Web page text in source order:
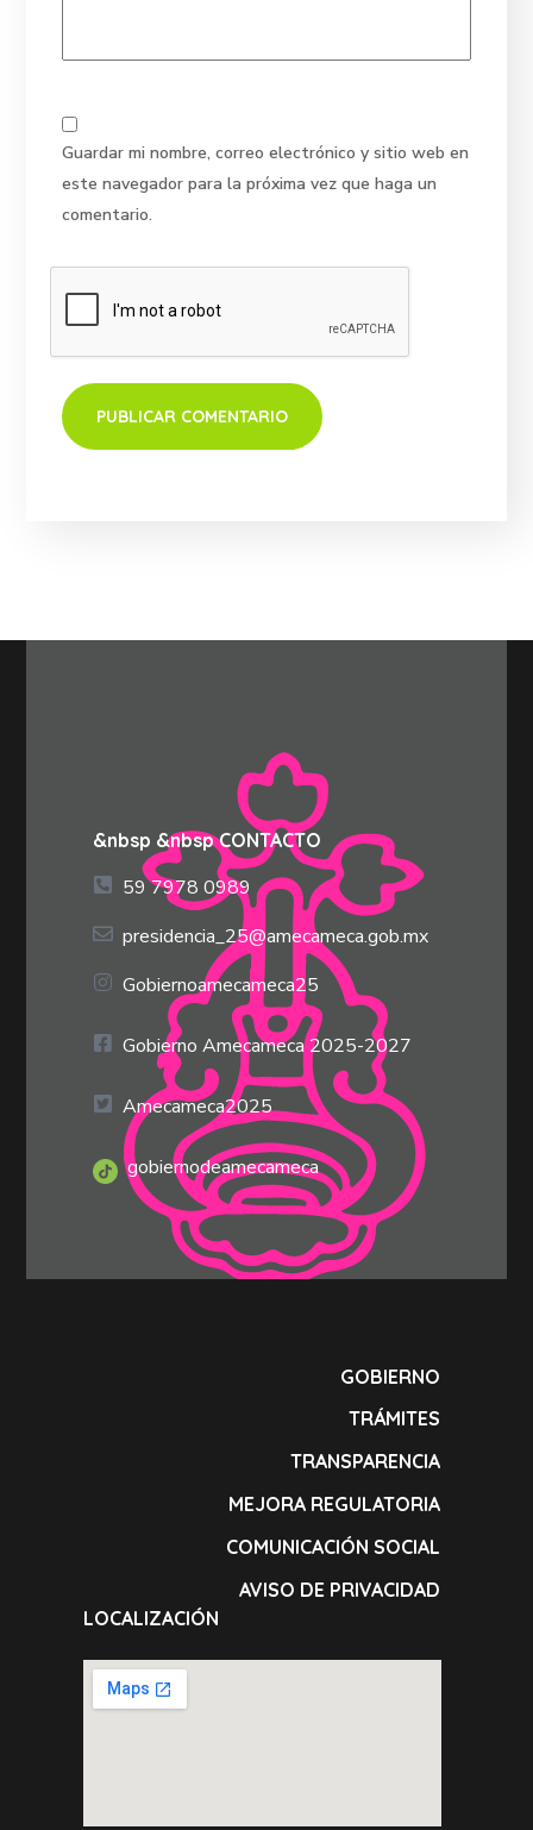
Guardar mi nombre, correo electrónico y sitio web en
este navegador para la próxima vez que haga un
comentario.
&nbsp &nbsp CONTACTO
59 7978 0989
presidencia_25@amecameca.gob.mx
Gobiernoamecameca25
Gobierno Amecameca 2025-2027
Amecameca2025
gobiernodeamecameca
GOBIERNO
TRÁMITES
TRANSPARENCIA
MEJORA REGULATORIA
COMUNICACIÓN SOCIAL
AVISO DE PRIVACIDAD
LOCALIZACIÓN